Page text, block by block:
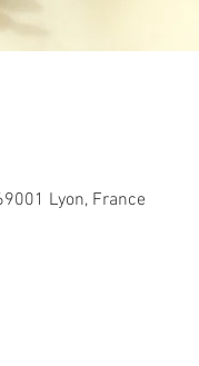
Lyon, France